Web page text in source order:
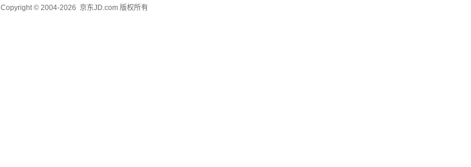
Copyright © 2004-2026 京东JD.com 版权所有